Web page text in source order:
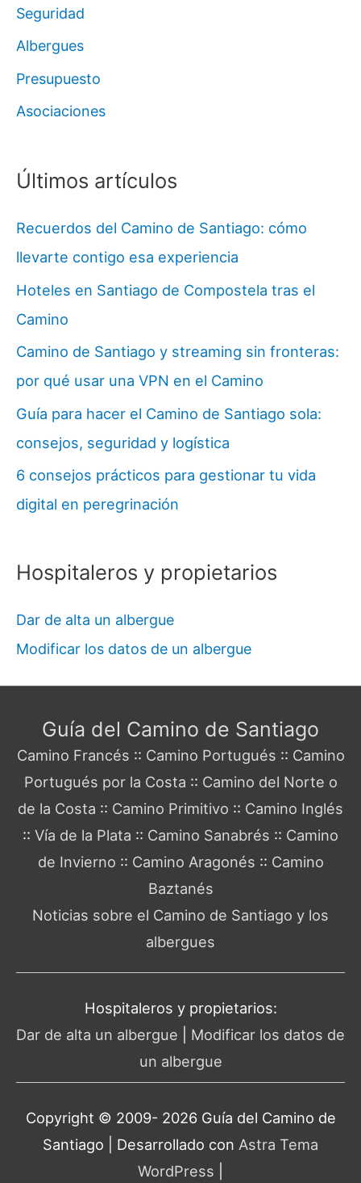
Seguridad
Albergues
Presupuesto
Asociaciones
Últimos artículos
Recuerdos del Camino de Santiago: cómo
llevarte contigo esa experiencia
Hoteles en Santiago de Compostela tras el
Camino
Camino de Santiago y streaming sin fronteras:
por qué usar una VPN en el Camino
Guía para hacer el Camino de Santiago sola:
consejos, seguridad y logística
6 consejos prácticos para gestionar tu vida
digital en peregrinación
Hospitaleros y propietarios
Dar de alta un albergue
Modificar los datos de un albergue
Guía del Camino de Santiago
Camino Francés :: Camino Portugués :: Camino
Portugués por la Costa :: Camino del Norte o
de la Costa :: Camino Primitivo :: Camino Inglés
:: Vía de la Plata :: Camino Sanabrés :: Camino
de Invierno :: Camino Aragonés :: Camino
Baztanés
Noticias sobre el Camino de Santiago y los
albergues
Hospitaleros y propietarios:
Dar de alta un albergue
Modificar los datos de
un albergue
Copyright © 2009- 2026 Guía del Camino de
Santiago | Desarrollado con Astra Tema
WordPress